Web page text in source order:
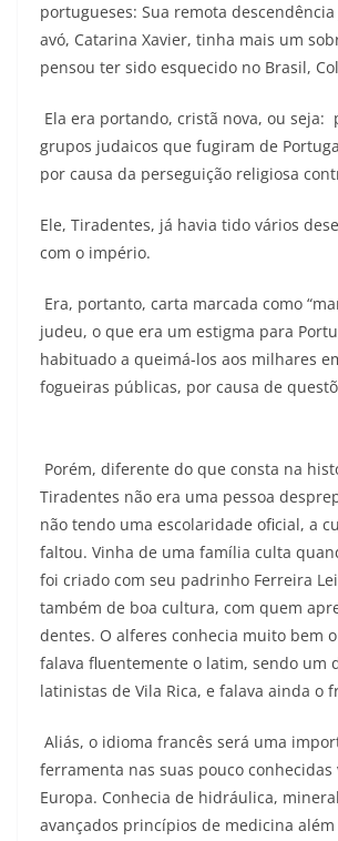
portugueses: Sua remota
avó, Catarina Xavier, tinha mais um
pensou ter sido esquecido no Brasil,
Ela era portando, cristã nova, ou seja:
grupos judaicos que fugiram de
por causa da perseguição religiosa
Ele, Tiradentes, já havia tido vários
com o império.
Era, portanto, carta marcada como
judeu, o que era um estigma para
habituado a queimá-los aos milhares
fogueiras públicas, por causa de
Porém, diferente do que consta na
Tiradentes não era uma pessoa
não tendo uma escolaridade oficial, a
faltou. Vinha de uma família culta
foi criado com seu padrinho Ferreira
também de boa cultura, com quem
dentes. O alferes conhecia muito bem
falava fluentemente o latim, sendo um
latinistas de Vila Rica, e falava ainda o
Aliás, o idioma francês será uma
ferramenta nas suas pouco conhecidas
Europa. Conhecia de hidráulica,
avançados princípios de medicina